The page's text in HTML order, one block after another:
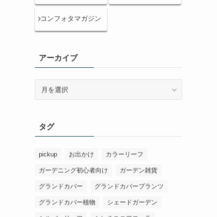
コンフォタマガジン
アーカイブ
ブタグ
pickup お出かけ カラーリーフ
ガーデニング初心者向け ガーデン雑貨
グランドカバー グランドカバープランツ
グランドカバー植物 シェードガーデン